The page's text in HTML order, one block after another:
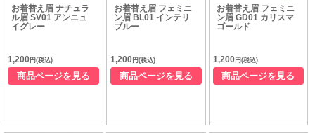
お着替え眉 ナチュラ
ル眉 SV01 アンニュ
イグレー
1,200 円(税込)
商品ページを見る
お着替え眉 フェミニ
ン眉 BL01 インテリ
ブルー
1,200円(税込)
商品ページを見る
お着替え眉 フェミニ
ン眉 GD01 カリスマ
ゴールド
1,200円(税込)
商品ページを見る